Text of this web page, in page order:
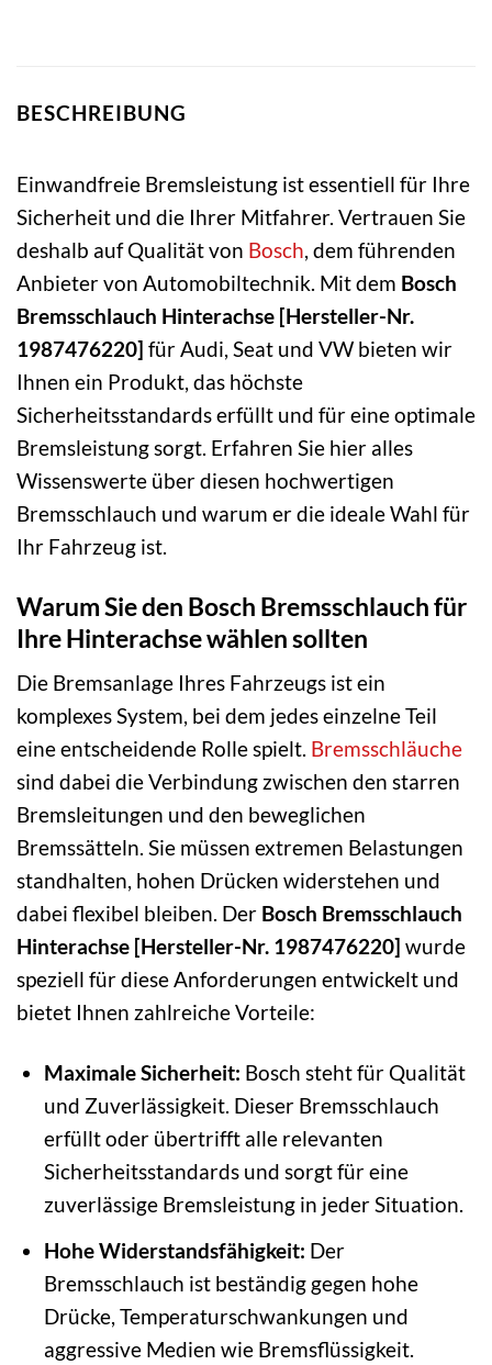
BESCHREIBUNG
Einwandfreie Bremsleistung ist essentiell für Ihre
Sicherheit und die Ihrer Mitfahrer. Vertrauen Sie
deshalb auf Qualität von Bosch , dem führenden
Anbieter von Automobiltechnik. Mit dem Bosch
Bremsschlauch Hinterachse [Hersteller-Nr.
1987476220] für Audi, Seat und VW bieten wir
Ihnen ein Produkt, das höchste
Sicherheitsstandards erfüllt und für eine optimale
Bremsleistung sorgt. Erfahren Sie hier alles
Wissenswerte über diesen hochwertigen
Bremsschlauch und warum er die ideale Wahl für
Ihr Fahrzeug ist.
Warum Sie den Bosch Bremsschlauch für
Ihre Hinterachse wählen sollten
Die Bremsanlage Ihres Fahrzeugs ist ein
komplexes System, bei dem jedes einzelne Teil
eine entscheidende Rolle spielt. Bremsschläuche
sind dabei die Verbindung zwischen den starren
Bremsleitungen und den beweglichen
Bremssätteln. Sie müssen extremen Belastungen
standhalten, hohen Drücken widerstehen und
dabei flexibel bleiben. Der Bosch Bremsschlauch
Hinterachse [Hersteller-Nr. 1987476220] wurde
speziell für diese Anforderungen entwickelt und
bietet Ihnen zahlreiche Vorteile:
Maximale Sicherheit: Bosch steht für Qualität
und Zuverlässigkeit. Dieser Bremsschlauch
erfüllt oder übertrifft alle relevanten
Sicherheitsstandards und sorgt für eine
zuverlässige Bremsleistung in jeder Situation.
Hohe Widerstandsfähigkeit: Der
Bremsschlauch ist beständig gegen hohe
Drücke, Temperaturschwankungen und
aggressive Medien wie Bremsflüssigkeit.